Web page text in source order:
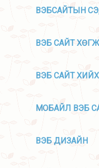
ВЭБСАЙТЫН
ВЭБ САЙТ
ВЭБ САЙТ
МОБАЙЛ ВЭБ
ВЭБ ДИЗАЙН